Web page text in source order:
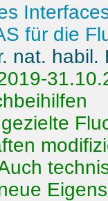
für die
nat.